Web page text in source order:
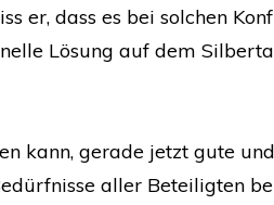
er, dass es bei solchen
Lösung auf dem
kann, gerade jetzt gute
aller Beteiligten